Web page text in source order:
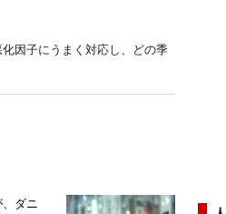
因子にうまく対応し、どの季
ダニ